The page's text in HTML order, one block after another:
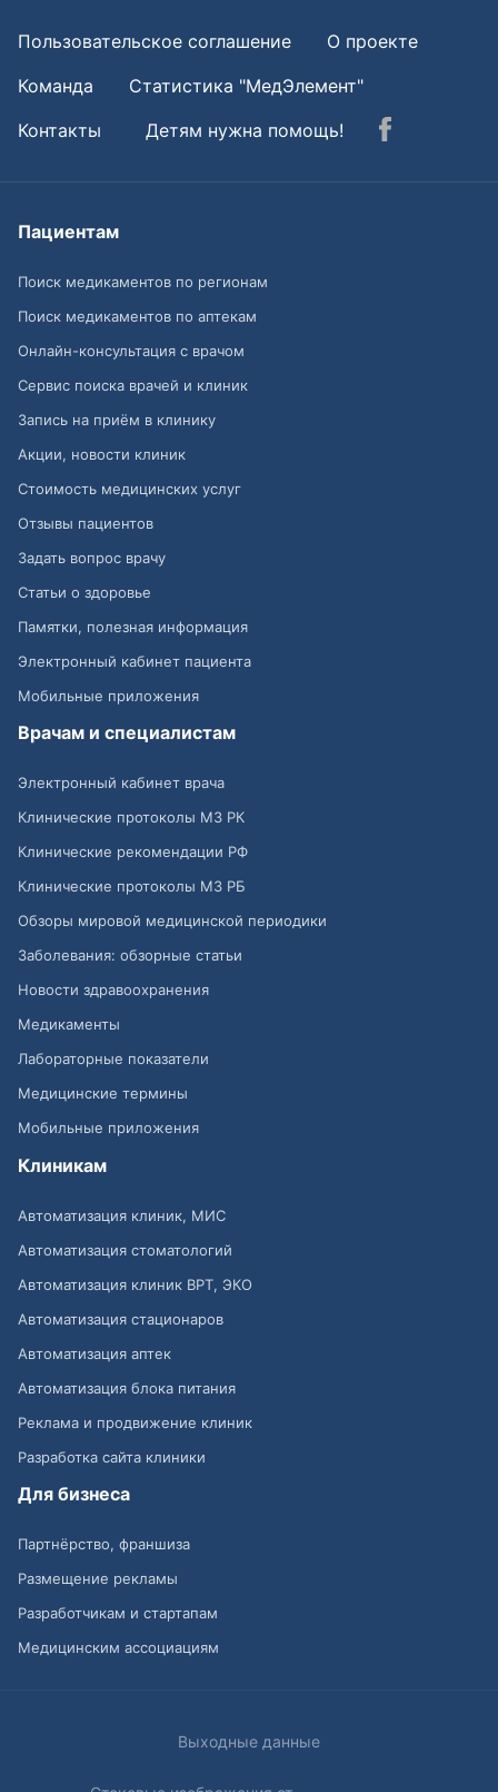
Пользовательское соглашение
О проекте
Команда
Статистика "МедЭлемент"
Контакты
Детям нужна помощь!
Пациентам
Поиск медикаментов по регионам
Поиск медикаментов по аптекам
Онлайн-консультация с врачом
Сервис поиска врачей и клиник
Запись на приём в клинику
Акции, новости клиник
Стоимость медицинских услуг
Отзывы пациентов
Задать вопрос врачу
Статьи о здоровье
Памятки, полезная информация
Электронный кабинет пациента
Мобильные приложения
Врачам и специалистам
Электронный кабинет врача
Клинические протоколы МЗ РК
Клинические рекомендации РФ
Клинические протоколы МЗ РБ
Обзоры мировой медицинской периодики
Заболевания: обзорные статьи
Новости здравоохранения
Медикаменты
Лабораторные показатели
Медицинские термины
Мобильные приложения
Клиникам
Автоматизация клиник, МИС
Автоматизация стоматологий
Автоматизация клиник ВРТ, ЭКО
Автоматизация стационаров
Автоматизация аптек
Автоматизация блока питания
Реклама и продвижение клиник
Разработка сайта клиники
Для бизнеса
Партнёрство, франшиза
Размещение рекламы
Разработчикам и стартапам
Медицинским ассоциациям
Выходные данные